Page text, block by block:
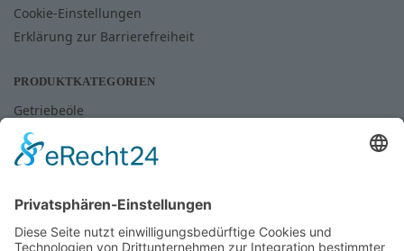
Cookie-Einstellungen
Erklärung zur Barrierefreiheit
PRODUKTKATEGORIEN
Getriebeöle
Hydrauliköle
Industrieöle
Lebensmittelschmierstoffe
Motorenöle